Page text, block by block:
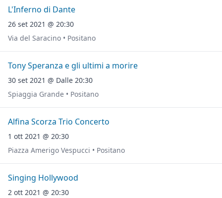
L'Inferno di Dante
26 set 2021 @ 20:30
Via del Saracino • Positano
Tony Speranza e gli ultimi a morire
30 set 2021 @ Dalle 20:30
Spiaggia Grande • Positano
Alfina Scorza Trio Concerto
1 ott 2021 @ 20:30
Piazza Amerigo Vespucci • Positano
Singing Hollywood
2 ott 2021 @ 20:30